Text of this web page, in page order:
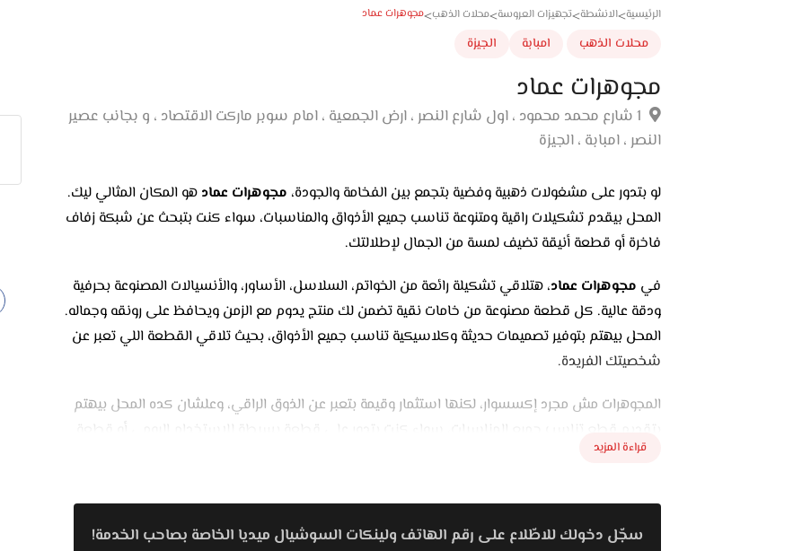
الرئيسية>الانشطة>تجهيزات العروسة>محلات الذهب>مجوهرات عماد
محلات الذهب امبابة الجيزة
مجوهرات عماد
1 شارع محمد محمود ، اول شارع النصر ، ارض الجمعية ، امام سوبر ماركت الاقتصاد ، و بجانب عصير
النصر ، امبابة ، الجيزة
لو بتدور على مشغولات ذهبية وفضية بتجمع بين الفخامة والجودة، مجوهرات عماد هو المكان المثالي ليك.
المحل بيقدم تشكيلات راقية ومتنوعة تناسب جميع الأذواق والمناسبات، سواء كنت بتبحث عن شبكة زفاف
فاخرة أو قطعة أنيقة تضيف لمسة من الجمال لإطلالتك.
في مجوهرات عماد، هتلاقي تشكيلة رائعة من الخواتم، السلاسل، الأساور، والأنسيالات المصنوعة بحرفية
ودقة عالية. كل قطعة مصنوعة من خامات نقية تضمن لك منتج يدوم مع الزمن ويحافظ على رونقه وجماله.
المحل بيهتم بتوفير تصميمات حديثة وكلاسيكية تناسب جميع الأذواق، بحيث تلاقي القطعة اللي تعبر عن
شخصيتك الفريدة.
المجوهرات مش مجرد إكسسوار، لكنها استثمار وقيمة بتعبر عن الذوق الراقي، وعلشان كده المحل بيهتم
بتقديم قطع تناسب جميع المناسبات، سواء كنت بتدور على قطعة بسيطة للاستخدام اليومي أو قطعة
فاخرة لمناسبة خاصة.
التسوق فيمجوهرات عمادتجربة ممتعة وسهلة، لأن فريق العمل المتخصص هناك بيساعدك في اختيار
القطع المناسبة ليك أو كهدية لشخص عزيز. كمان، الأسعار بتكون متنوعة ومناسبة لجميع الميزانيات، عشان
قراءة المزيد
سجّل دخولك للاطّلاع على رقم الهاتف ولينكات السوشيال ميديا الخاصة بصاحب الخدمة!